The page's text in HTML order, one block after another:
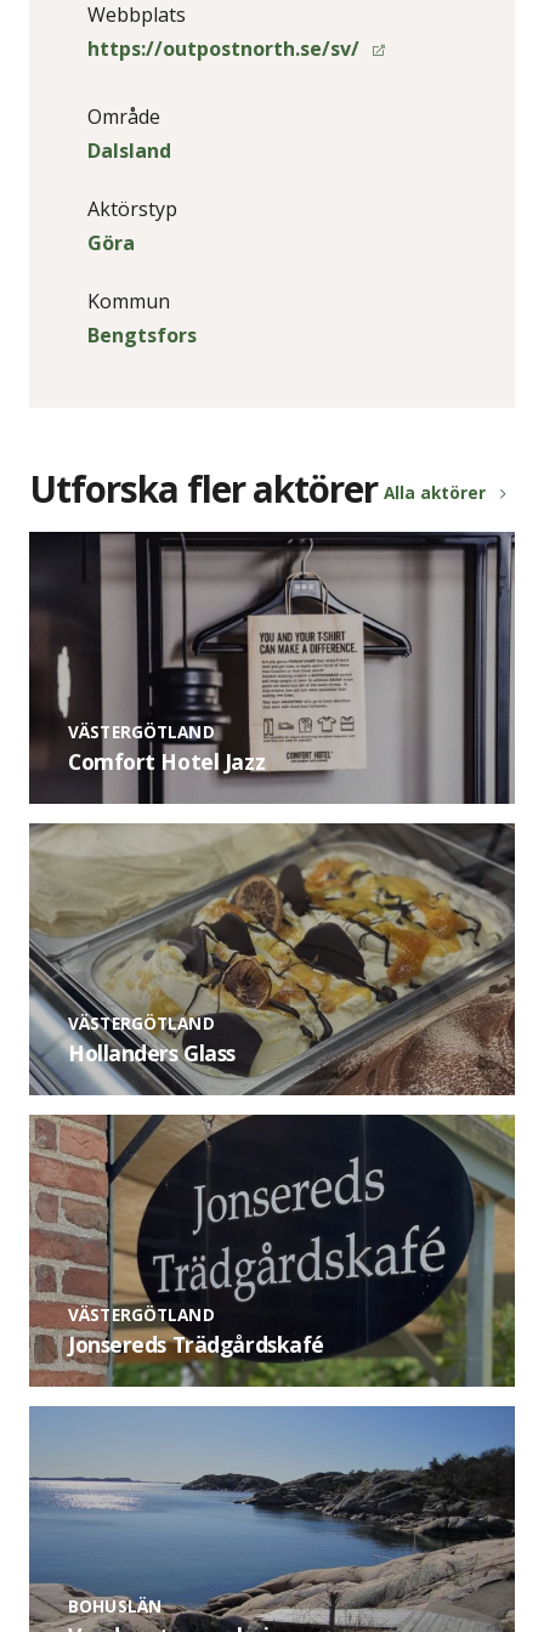
Webbplats
https://outpostnorth.se/sv/
Område
Dalsland
Aktörstyp
Göra
Kommun
Bengtsfors
Utforska fler aktörer Alla aktörer
VÄSTERGÖTLAND
Comfort Hotel Jazz
VÄSTERGÖTLAND
Hollanders Glass
VÄSTERGÖTLAND
Jonsereds Trädgårdskafé
BOHUSLÄN